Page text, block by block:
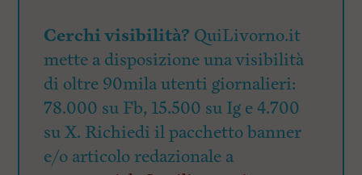
Cerchi visibilità? QuiLivorno.it
mette a disposizione una visibilità
di oltre 90mila utenti giornalieri:
78.000 su Fb, 15.500 su Ig e 4.700
su X. Richiedi il pacchetto banner
e/o articolo redazionale a